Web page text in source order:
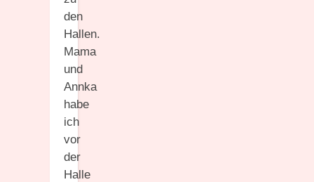
den
Hallen.
Mama
und
Annka
habe
ich
vor
der
Halle